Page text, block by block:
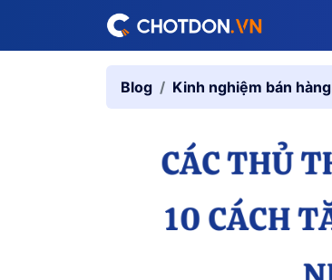
Blog Kinh nghiệm bán